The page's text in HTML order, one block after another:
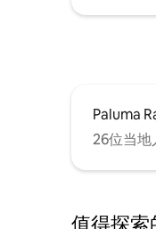
Paluma
26位当地